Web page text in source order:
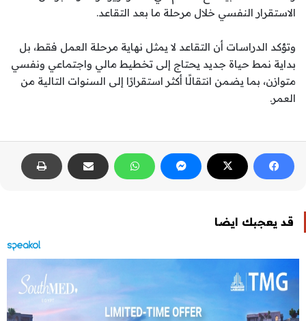
الاستقرار النفسي خلال مرحلة ما بعد التقاعد.
وتؤكد الدراسات أن التقاعد لا يمثل نهاية مرحلة العمل فقط، بل
بداية نمط حياة جديد يحتاج إلى تخطيط مالي واجتماعي ونفسي
متوازن، بما يضمن انتقالًا أكثر استقرارًا إلى السنوات التالية من
العمر.
قد يعجبك ايضا